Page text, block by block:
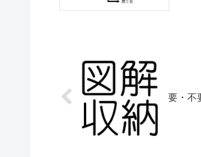
要・不